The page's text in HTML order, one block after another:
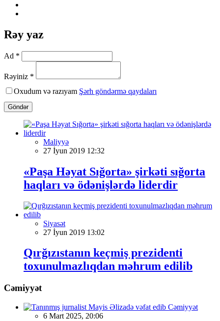
Rəy yaz
Ad *
Rəyiniz *
Oxudum və razıyam Şərh göndərmə qaydaları
Göndər
Maliyyə
27 İyun 2019 12:32
«Paşa Həyat Sığorta» şirkəti sığorta
haqları və ödənişlərdə liderdir
Siyasət
27 İyun 2019 13:02
Qırğızıstanın keçmiş prezidenti
toxunulmazlıqdan məhrum edilib
Cəmiyyət
Cəmiyyət
6 Mart 2025, 20:06